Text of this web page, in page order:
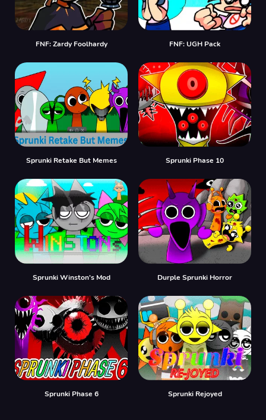
FNF: Zardy Foolhardy FNF: UGH Pack
Sprunki Retake But Memes Sprunki Phase 10
Sprunki Winston's Mod Durple Sprunki Horror
Sprunki Phase 6 Sprunki Rejoyed